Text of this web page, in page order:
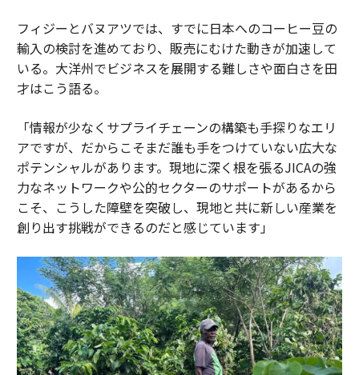
フィジーとバヌアツでは、すでに日本へのコーヒー豆の
輸入の検討を進めており、販売にむけた動きが加速して
いる。大洋州でビジネスを展開する難しさや面白さを田
才はこう語る。
「情報が少なくサプライチェーンの構築も手探りなエリ
アですが、だからこそまだ誰も手をつけていない広大な
ポテンシャルがあります。現地に深く根を張るJICAの強
力なネットワークや公的セクターのサポートがあるから
こそ、こうした障壁を突破し、現地と共に新しい産業を
創り出す挑戦ができるのだと感じています」